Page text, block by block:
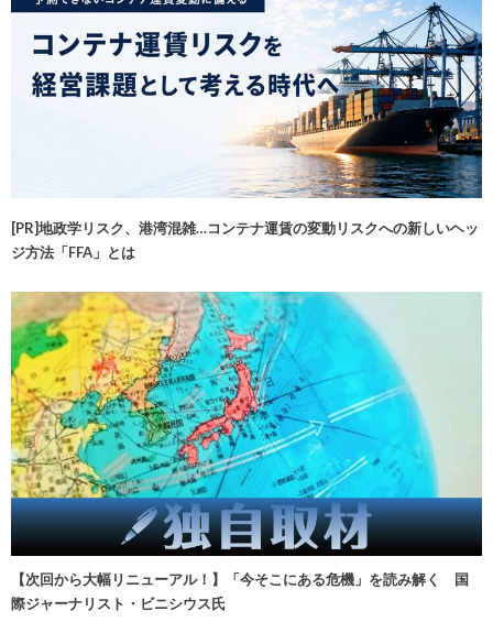
[PR]地政学リスク、港湾混雑…コンテナ運賃の変動リスクへの新しいヘッ
ジ方法「FFA」とは
【次回から大幅リニューアル！】「今そこにある危機」を読み解く 国
際ジャーナリスト・ビニシウス氏